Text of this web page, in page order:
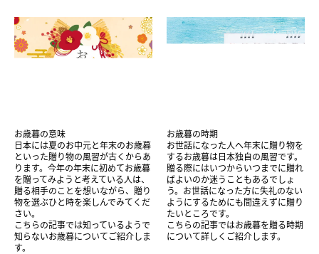
お歳暮の意味
日本には夏のお中元と年末のお歳暮
といった贈り物の風習が古くからあ
ります。今年の年末に初めてお歳暮
を贈ってみようと考えている人は、
贈る相手のことを想いながら、贈り
物を選ぶひと時を楽しんでみてくだ
さい。
こちらの記事では知っているようで
知らないお歳暮についてご紹介しま
す。
お歳暮の時期
お世話になった人へ年末に贈り物を
するお歳暮は日本独自の風習です。
贈る際にはいつからいつまでに贈れ
ばよいのか迷うこともあるでしょ
う。お世話になった方に失礼のない
ようにするためにも間違えずに贈り
たいところです。
こちらの記事ではお歳暮を贈る時期
について詳しくご紹介します。